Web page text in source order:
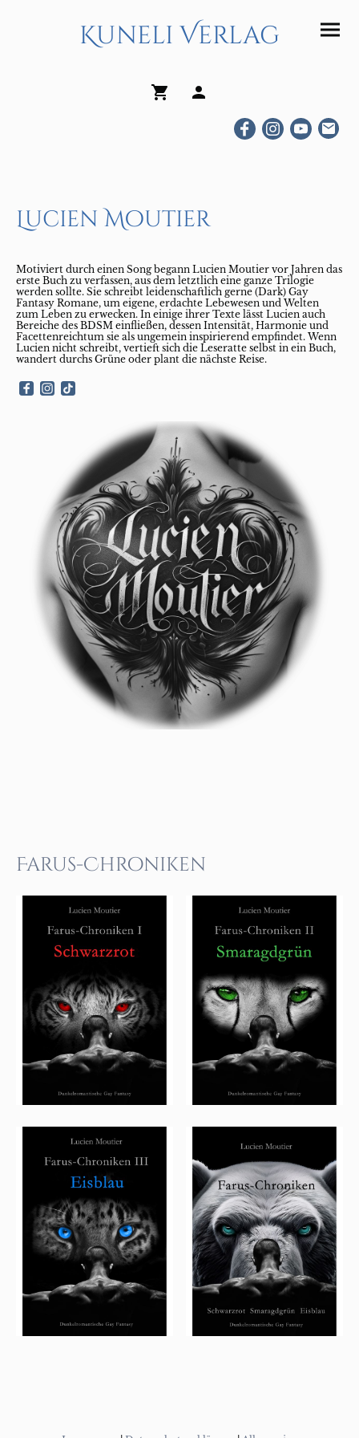
Kuneli Verlag
Lucien Moutier
Motiviert durch einen Song begann Lucien Moutier vor Jahren das
erste Buch zu verfassen, aus dem letztlich eine ganze Trilogie
werden sollte. Sie schreibt leidenschaftlich gerne (Dark) Gay
Fantasy Romane, um eigene, erdachte Lebewesen und Welten
zum Leben zu erwecken. In einige ihrer Texte lässt Lucien auch
Bereiche des BDSM einfließen, dessen Intensität, Harmonie und
Facettenreichtum sie als ungemein inspirierend empfindet. Wenn
Lucien nicht schreibt, vertieft sich die Leseratte selbst in ein Buch,
wandert durchs Grüne oder plant die nächste Reise.
Farus-Chroniken